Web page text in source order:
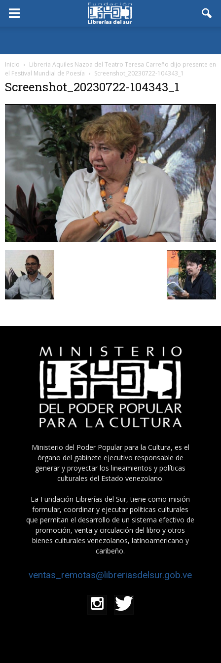
Inicio
Libreria Aquiles Nazoa del Teatro Teresa Carreño dijo presente en
el Festival Mundial de Poesía
Screenshot_20230722-104343_1
Screenshot_20230722-104343_1
Ministerio del Poder Popular para la Cultura, es el
órgano del gabinete ejecutivo responsable de
generar y proyectar los lineamientos y políticas
culturales del Estado venezolano.
La Fundación Librerías del Sur, tiene como misión
formular, coordinar y ejecutar políticas culturales
que permitan el desarrollo de un sistema efectivo de
promoción, venta y circulación del libro y otros
bienes culturales venezolanos, latinoamericano y
caribeño.
ventas_remotas@libreriasdelsur.gob.ve